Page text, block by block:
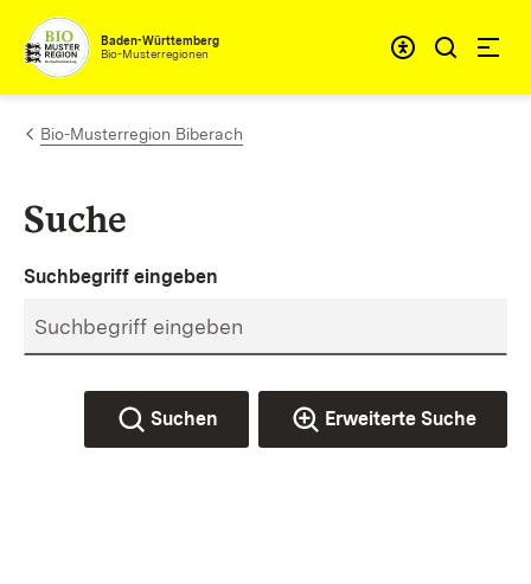
Zum Inhalt springen
Baden-Württemberg
Bio-Musterregionen
Bio-Musterregion Biberach
Suche
Suchbegriff eingeben
Suchen Erweiterte Suche